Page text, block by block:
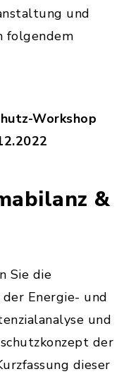
und
folgendem
Workshop
&
Sie die
Energie- und
und
der
dieser